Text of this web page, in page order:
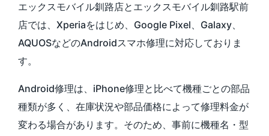
エックスモバイル釧路店とエックスモバイル釧路駅前
店では、Xperiaをはじめ、Google Pixel、Galaxy、
AQUOSなどのAndroidスマホ修理に対応しておりま
す。
Android修理は、iPhone修理と比べて機種ごとの部品
種類が多く、在庫状況や部品価格によって修理料金が
変わる場合があります。そのため、事前に機種名・型